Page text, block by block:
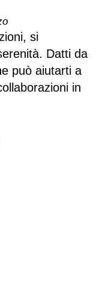
si
Datti da
può aiutarti a
in